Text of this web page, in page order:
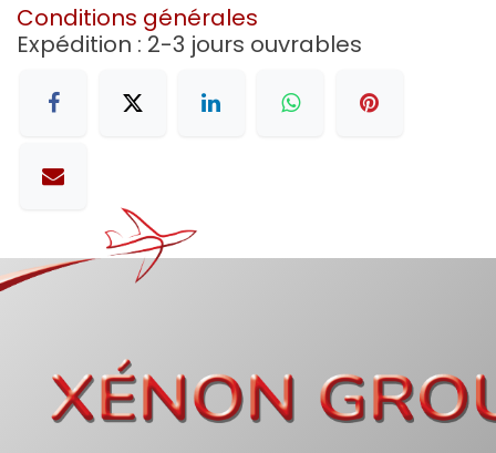
Conditions générales
Expédition : 2-3 jours ouvrables